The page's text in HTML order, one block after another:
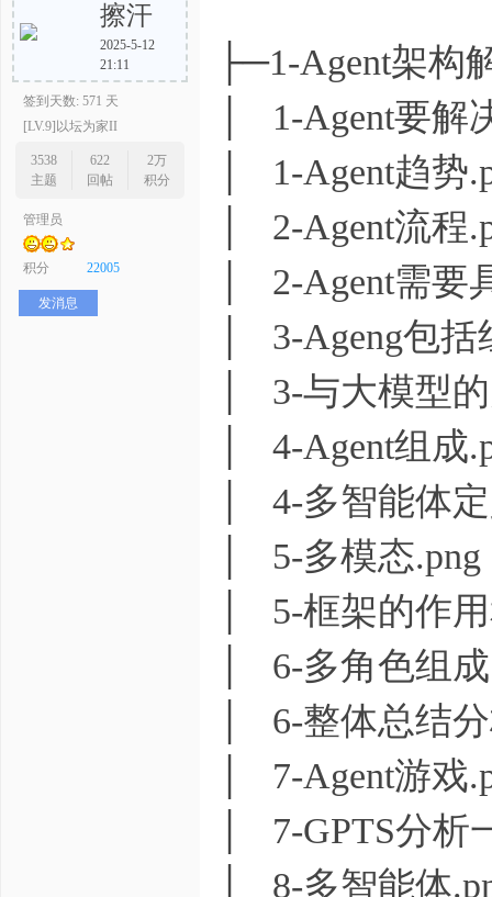
程
擦汗
2025-5-12
21:11
签到天数: 571 天
[LV.9]以坛为家II
3538
主题
622
回帖
2万
积分
管理员
积分 22005
发消息
├─1-Agent架构
│ 1-Agent要解
│ 1-Agent趋势
│ 2-Agent流程
│ 2-Agent需要
│ 3-Ageng包括
│ 3-与大模型
│ 4-Agent组成
│ 4-多智能体
│ 5-多模态.png
│ 5-框架的作
│ 6-多角色组
│ 6-整体总结
│ 7-Agent游戏
│ 7-GPTS分析
│ 8-多智能体